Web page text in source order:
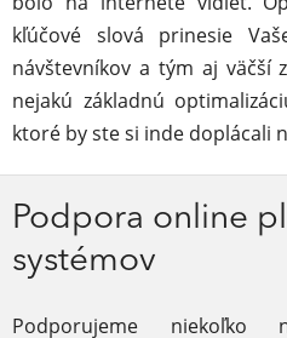
kľúčové slová prinesie
návštevníkov a tým aj väčší
nejakú základnú
ktoré by ste si inde doplácali
Podpora online
systémov
Podporujeme niekoľko